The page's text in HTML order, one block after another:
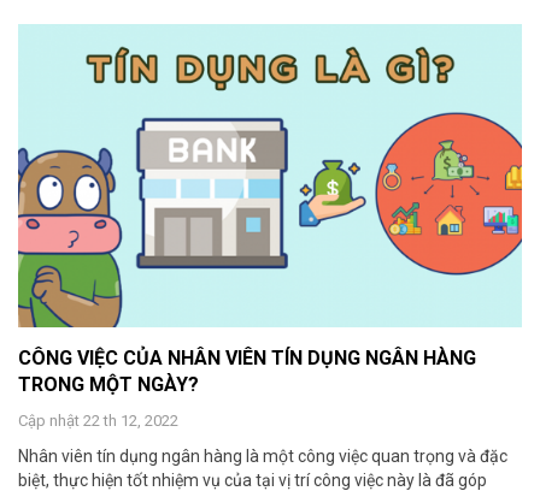
CÔNG VIỆC CỦA NHÂN VIÊN TÍN DỤNG NGÂN HÀNG
TRONG MỘT NGÀY?
Cập nhật 22 th 12, 2022
Nhân viên tín dụng ngân hàng là một công việc quan trọng và đặc
biệt, thực hiện tốt nhiệm vụ của tại vị trí công việc này là đã góp